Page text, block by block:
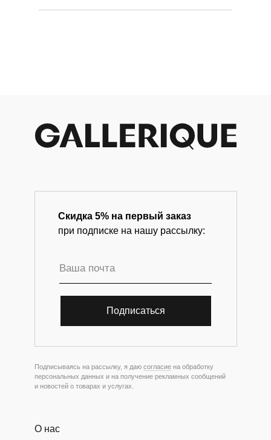
Скидка 5% на первый заказ
при подписке на нашу рассылку:
Подписываясь на рассылку, я даю согласие на обработку
персональных данных и на получение рекламных сообщений
и новостей о товарах и услугах.
О нас
Подписаться